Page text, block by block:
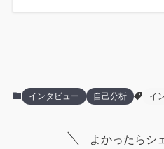
インタビュー 自己分析 イ
よかったらシ